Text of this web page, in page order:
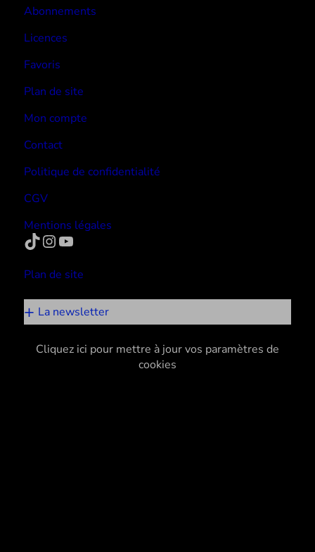
Abonnements
Licences
Favoris
Plan de site
Mon compte
Contact
Politique de confidentialité
CGV
Mentions légales
TikTok InstagramYouTube
Plan de site
La newsletter
Cliquez ici pour mettre à jour vos paramètres de
cookies